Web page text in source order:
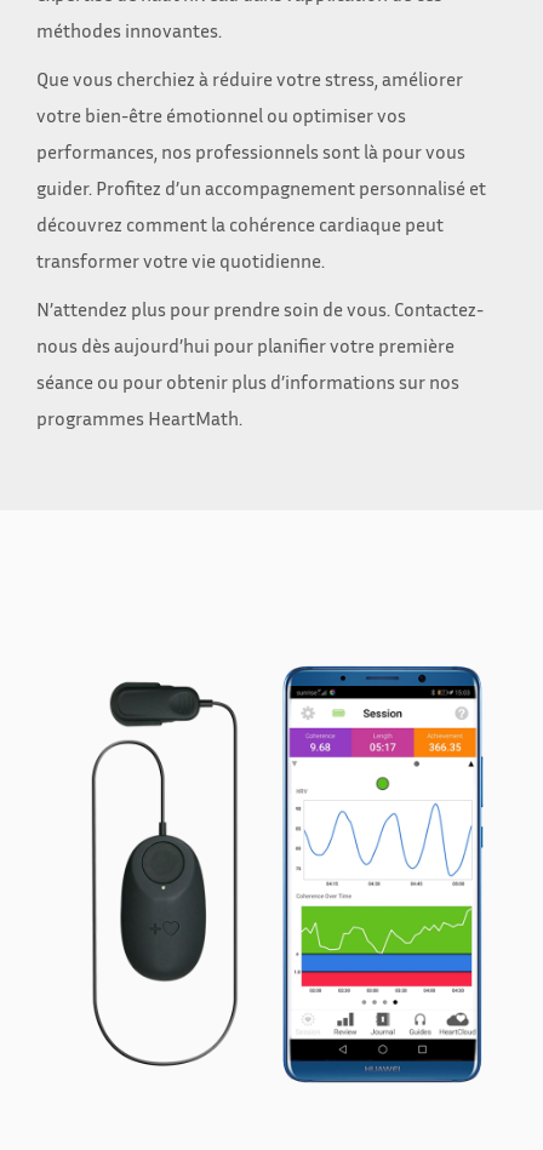
méthodes innovantes.
Que vous cherchiez à réduire votre stress, améliorer
votre bien-être émotionnel ou optimiser vos
performances, nos professionnels sont là pour vous
guider. Profitez d’un accompagnement personnalisé et
découvrez comment la cohérence cardiaque peut
transformer votre vie quotidienne.
N’attendez plus pour prendre soin de vous. Contactez-
nous dès aujourd’hui pour planifier votre première
séance ou pour obtenir plus d’informations sur nos
programmes HeartMath.